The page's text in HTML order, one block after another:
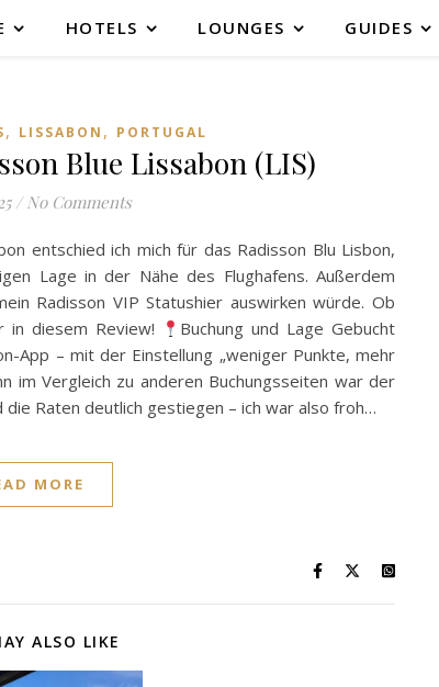
HOTELS LOUNGES GUIDES
, LISSABON , PORTUGAL
Blue Lissabon (LIS)
/ No Comments
entschied ich mich für das Radisson Blu Lisbon,
Lage in der Nähe des Flughafens. Außerdem
Radisson VIP Statushier auswirken würde. Ob
in diesem Review!
Buchung und Lage Gebucht
App – mit der Einstellung „weniger Punkte, mehr
im Vergleich zu anderen Buchungsseiten war der
Raten deutlich gestiegen – ich war also froh…
MORE
ALSO LIKE